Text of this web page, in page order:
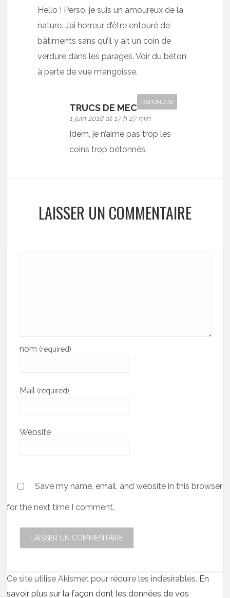
Hello ! Perso, je suis un amoureux de la
nature. J’ai horreur d’être entouré de
bâtiments sans qu’il y ait un coin de
verdure dans les parages. Voir du béton
à perte de vue m’angoisse.
TRUCS DE MEC
1 juin 2018 at 17 h 27 min
RÉPONDRE
Idem, je n’aime pas trop les
coins trop bétonnés.
LAISSER UN COMMENTAIRE
nom (required)
Mail (required)
Website
Save my name, email, and website in this browser
for the next time I comment.
Ce site utilise Akismet pour réduire les indésirables. En
savoir plus sur la façon dont les données de vos